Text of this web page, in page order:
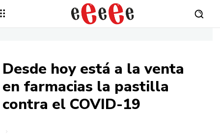
Desde hoy está a la venta
en farmacias la pastilla
contra el COVID-19